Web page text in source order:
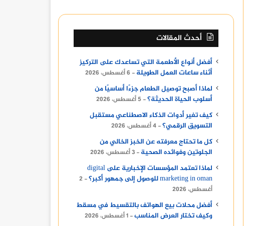
أحدث المقالات
أفضل أنواع الأطعمة التي تساعدك على التركيز
أثناء ساعات العمل الطويلة
6 أغسطس، 2026
لماذا أصبح توصيل الطعام جزءًا أساسيًا من
أسلوب الحياة الحديثة؟
5 أغسطس، 2026
كيف تغير أدوات الذكاء الاصطناعي مستقبل
التسويق الرقمي؟
4 أغسطس، 2026
كل ما تحتاج معرفته عن الخبز الخالي من
الجلوتين وفوائده الصحية
3 أغسطس، 2026
لماذا تعتمد المؤسسات الإخبارية على digital
marketing in oman للوصول إلى جمهور أكبر؟
2
أغسطس، 2026
أفضل محلات بيع الهواتف بالتقسيط في مسقط
وكيف تختار العرض المناسب
1 أغسطس، 2026